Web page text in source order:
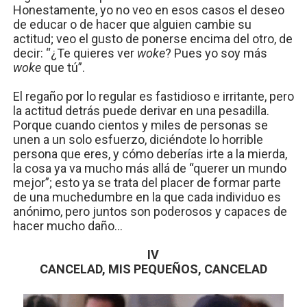
Honestamente, yo no veo en esos casos el deseo
de educar o de hacer que alguien cambie su
actitud; veo el gusto de ponerse encima del otro, de
decir: “¿Te quieres ver woke? Pues yo soy más
woke que tú”.
El regaño por lo regular es fastidioso e irritante, pero
la actitud detrás puede derivar en una pesadilla.
Porque cuando cientos y miles de personas se
unen a un solo esfuerzo, diciéndote lo horrible
persona que eres, y cómo deberías irte a la mierda,
la cosa ya va mucho más allá de “querer un mundo
mejor”; esto ya se trata del placer de formar parte
de una muchedumbre en la que cada individuo es
anónimo, pero juntos son poderosos y capaces de
hacer mucho daño…
IV
CANCELAD, MIS PEQUEÑOS, CANCELAD